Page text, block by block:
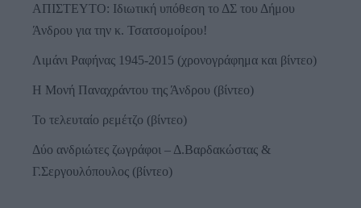
ΑΠΙΣΤΕΥΤΟ: Ιδιωτική υπόθεση το ΔΣ του Δήμου
Άνδρου για την κ. Τσατσομοίρου!
Λιμάνι Ραφήνας 1945-2015 (χρονογράφημα και βίντεο)
Η Μονή Παναχράντου της Άνδρου (βίντεο)
Το τελευταίο ρεμέτζο (βίντεο)
Δύο ανδριώτες ζωγράφοι – Δ.Βαρδακώστας &
Γ.Σεργουλόπουλος (βίντεο)